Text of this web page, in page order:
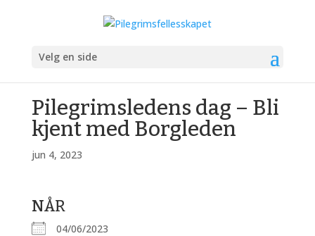
Velg en side
Pilegrimsledens dag – Bli
kjent med Borgleden
jun 4, 2023
NÅR
04/06/2023